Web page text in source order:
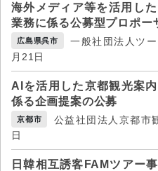
海外メディア等を活用し
業務に係る公募型プロポー
広島県呉市
一般社団法人ツ
月21日
AIを活用した京都観光案
係る企画提案の公募
京都市
公益社団法人京都市
日
日韓相互誘客FAMツアー